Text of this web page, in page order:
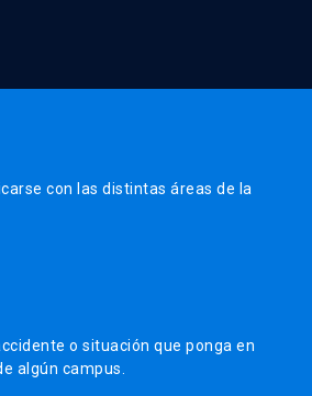
con las distintas áreas de la
o situación que ponga en
algún campus.